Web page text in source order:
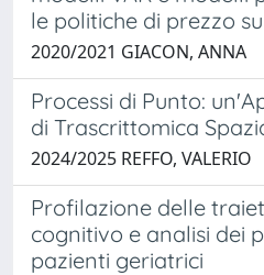
le politiche di prezzo
2020/2021 GIACON, ANNA
Processi di Punto:
di Trascrittomica
2024/2025 REFFO, VALERIO
Profilazione delle
cognitivo e analisi dei
pazienti geriatrici